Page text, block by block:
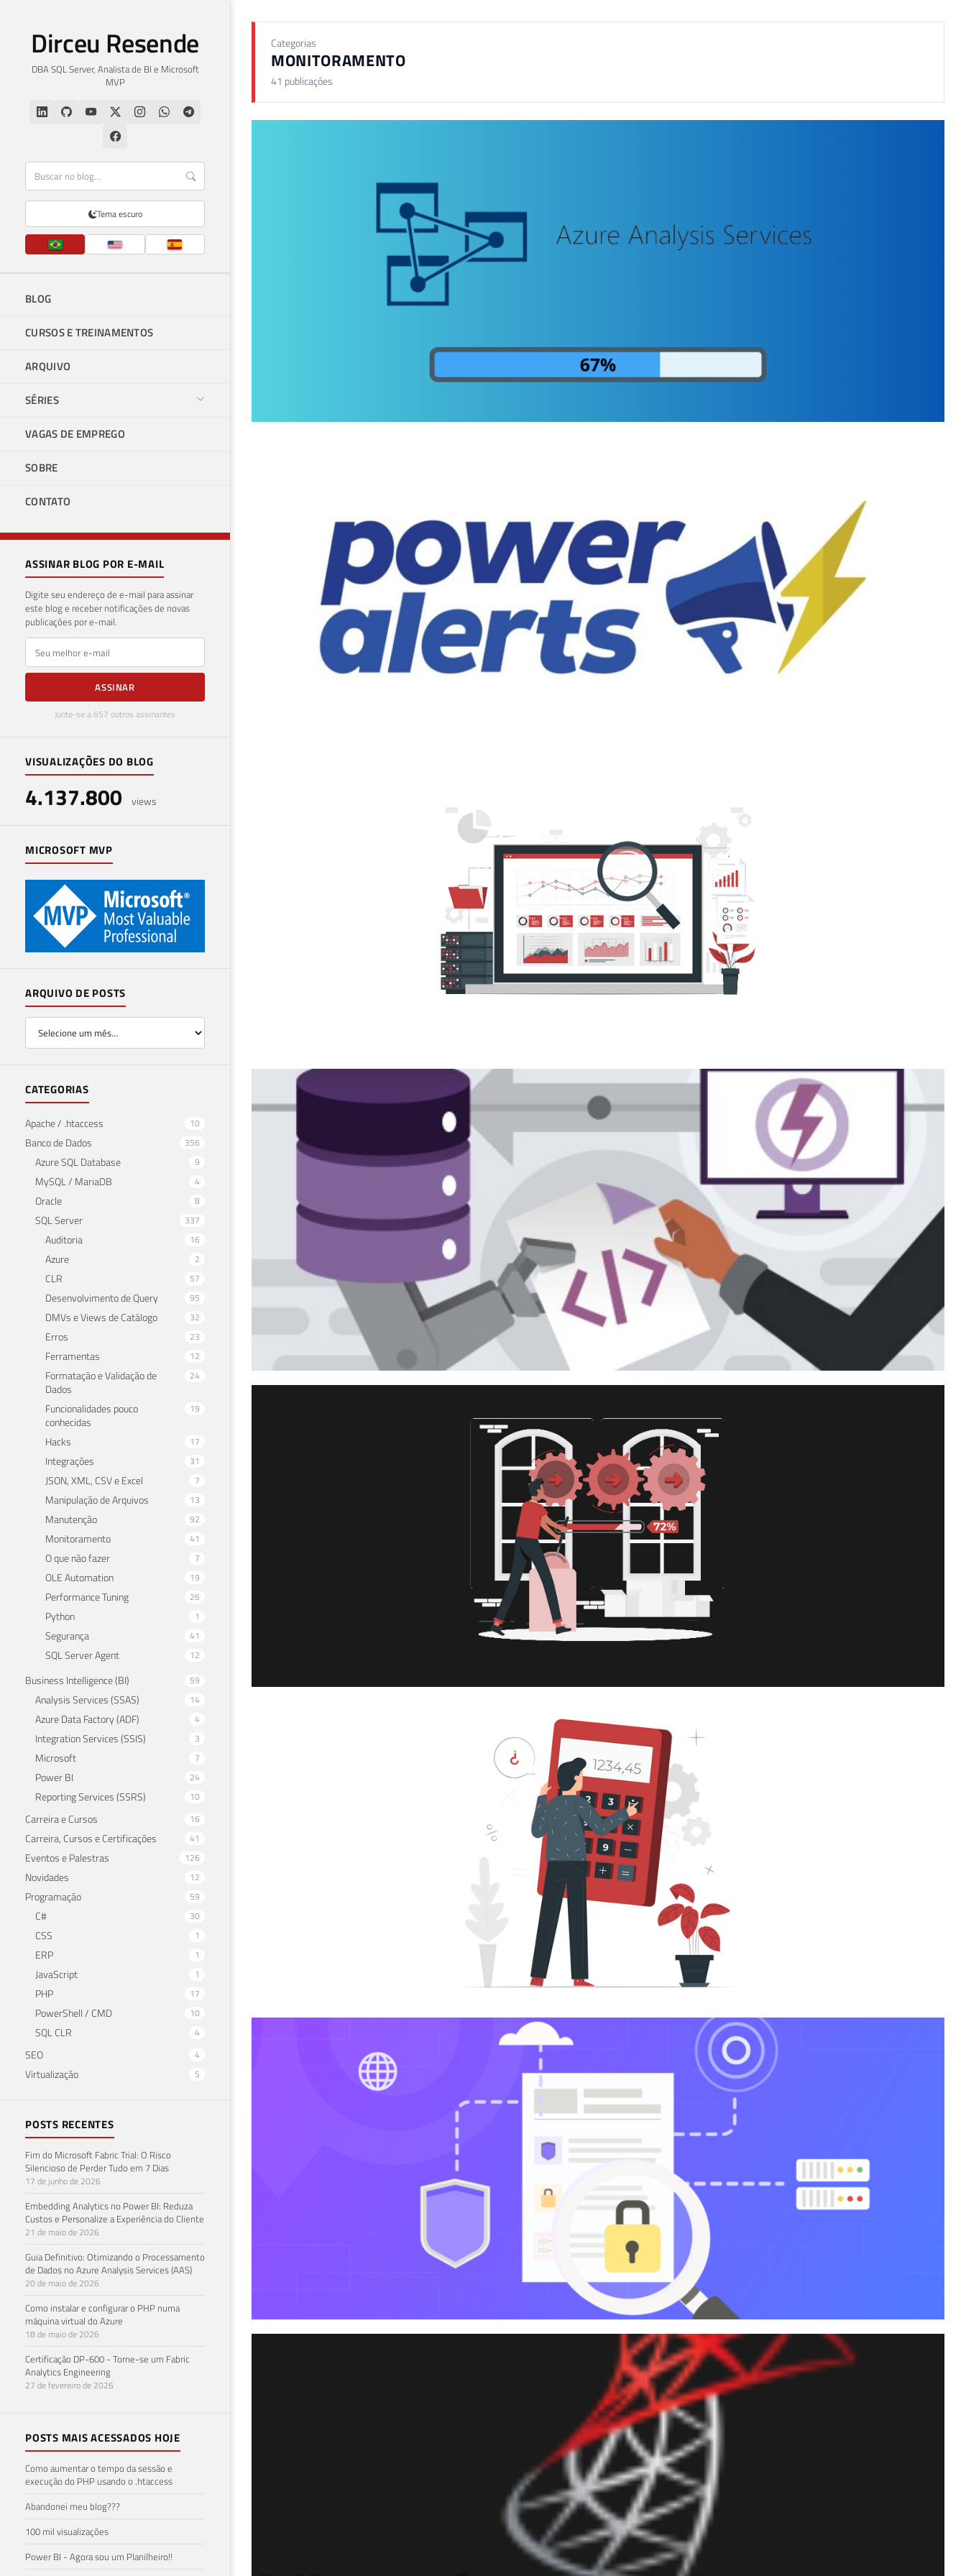
Dirceu Resende
DBA SQL Server, Analista de BI e Microsoft
MVP
Tema escuro
BLOG
CURSOS E TREINAMENTOS
ARQUIVO
SÉRIES
VAGAS DE EMPREGO
SOBRE
CONTATO
ASSINAR BLOG POR E-MAIL
Digite seu endereço de e-mail para assinar
este blog e receber notificações de novas
publicações por e-mail.
E-mail
ASSINAR
Junte-se a 657 outros assinantes
VISUALIZAÇÕES DO BLOG
4.137.800 views
MICROSOFT MVP
ARQUIVO DE POSTS
CATEGORIAS
Apache / .htaccess 10
Banco de Dados 356
Azure SQL Database 9
MySQL / MariaDB 4
Oracle 8
SQL Server 337
Auditoria 16
Azure 2
CLR 57
Desenvolvimento de Query 95
DMVs e Views de Catálogo 32
Erros 23
Ferramentas 12
Formatação e Validação de
Dados
24
Funcionalidades pouco
conhecidas
19
Hacks 17
Integrações 31
JSON, XML, CSV e Excel 7
Manipulação de Arquivos 13
Manutenção 92
Monitoramento 41
O que não fazer 7
OLE Automation 19
Performance Tuning 26
Python 1
Segurança 41
SQL Server Agent 12
Business Intelligence (BI) 59
Analysis Services (SSAS) 14
Azure Data Factory (ADF) 4
Integration Services (SSIS) 3
Microsoft 7
Power BI 24
Reporting Services (SSRS) 10
Carreira e Cursos 16
Carreira, Cursos e Certificações 41
Eventos e Palestras 126
Novidades 12
Programação 59
C# 30
CSS 1
ERP 1
JavaScript 1
PHP 17
PowerShell / CMD 10
SQL CLR 4
SEO 4
Virtualização 5
POSTS RECENTES
Fim do Microsoft Fabric Trial: O Risco
Silencioso de Perder Tudo em 7 Dias
17 de junho de 2026
Embedding Analytics no Power BI: Reduza
Custos e Personalize a Experiência do Cliente
21 de maio de 2026
Guia Definitivo: Otimizando o Processamento
de Dados no Azure Analysis Services (AAS)
20 de maio de 2026
Como instalar e configurar o PHP numa
máquina virtual do Azure
18 de maio de 2026
Certificação DP-600 - Torne-se um Fabric
Analytics Engineering
27 de fevereiro de 2026
POSTS MAIS ACESSADOS HOJE
Como aumentar o tempo da sessão e
execução do PHP usando o .htaccess
Abandonei meu blog???
100 mil visualizações
Power BI - Agora sou um Planilheiro!!
Categorias
MONITORAMENTO
41 publicações
andamento/progresso do processamento dos cubos pelo
SQL Server
14 de agosto de 2023 24 min de leitura
monitoramento de SQL Server que você já viu!
SQL Server e Azure SQL Database - Como retornar o uso
de CPU e Memória utilizando T-SQL
03 de maio de 2022 4 min de leitura
SQL Server - Como identificar a query que disparou uma
trigger de DML numa tabela
SQL Server - Como identificar e monitorar a execução de
SQL Server - Como listar as maiores tabelas e índices do
banco de dados e mostrar o tamanho de cada
01 de outubro de 2021
SQL Server - Como saber a data do último login de um